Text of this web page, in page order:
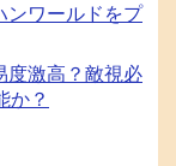
ンワールドをプ
度激高？敵視必
か？